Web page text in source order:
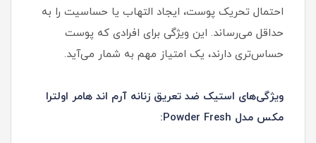
احتمال تحریک پوست، ایجاد التهاب یا حساسیت را به
حداقل می‌رساند. این ویژگی برای افرادی که پوست
حساس‌تری دارند، یک امتیاز مهم به شمار می‌آید.
ویژگی‌های استیک ضد تعریق زنانه آرم اند هامر اولترا
مکس مدل Powder Fresh: